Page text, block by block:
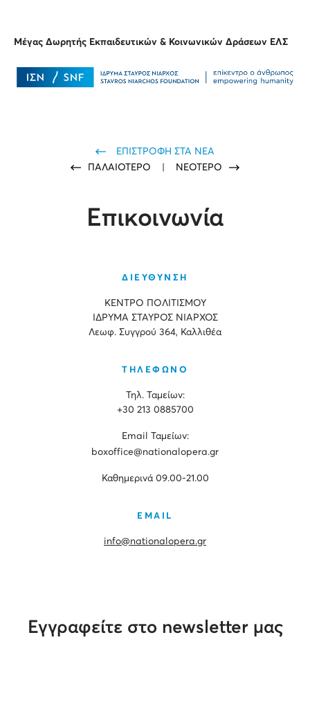
Μέγας Δωρητής Εκπαιδευτικών & Κοινωνικών Δράσεων ΕΛΣ
ΕΠΙΣΤΡΟΦΗ ΣΤΑ ΝΕΑ
ΠΑΛΑΙΟΤΕΡΟ
ΝΕΟΤΕΡΟ
Επικοινωνία
ΔΙΕΥΘΥΝΣΗ
ΚΕΝΤΡΟ ΠΟΛΙΤΙΣΜΟΥ
ΙΔΡΥΜΑ ΣΤΑΥΡΟΣ ΝΙΑΡΧΟΣ
Λεωφ. Συγγρού 364, Καλλιθέα
ΤΗΛΕΦΩΝΟ
Τηλ. Ταμείων:
+30 213 0885700
Εmail Ταμείων:
boxoffice@nationalopera.gr
Καθημερινά 09.00-21.00
EMAIL
info@nationalopera.gr
Εγγραφείτε στο newsletter μας